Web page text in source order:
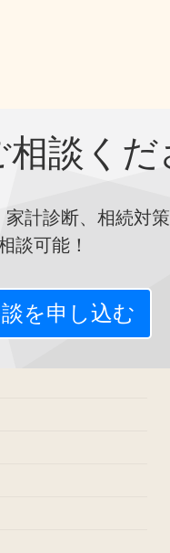
談くだ
計診断、相続対策
談可能！
を申し込む